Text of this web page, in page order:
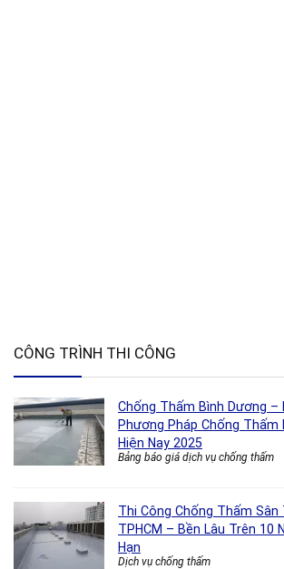
CÔNG TRÌNH THI CÔNG
Chống Thấm Bình Dương –
Phương Pháp Chống Thấm
Hiện Nay 2025
Bảng báo giá dịch vụ chống thấm
Thi Công Chống Thấm
TPHCM – Bền Lâu Trên 10
Hạn
Dịch vụ chống thấm